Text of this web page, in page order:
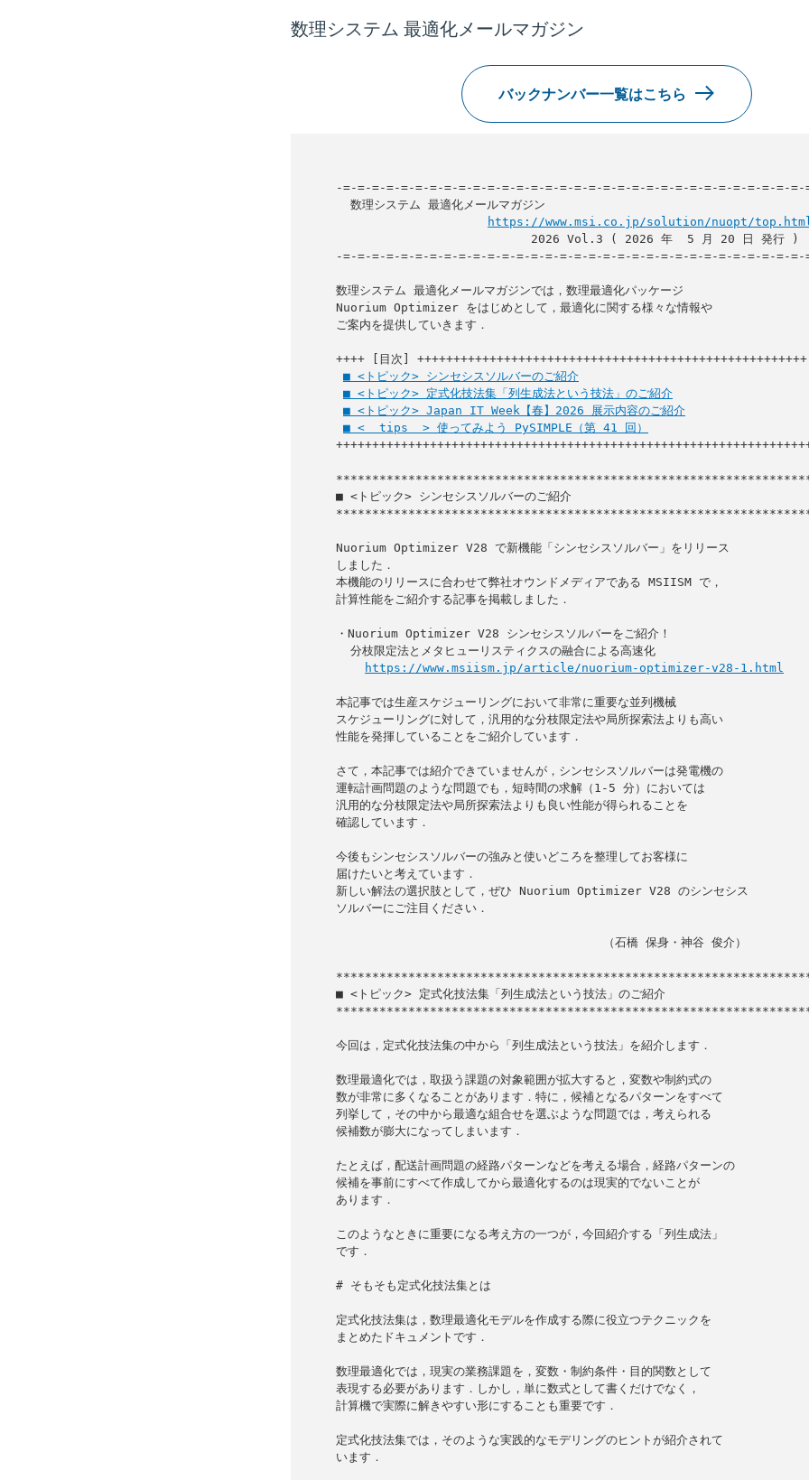
数理システム 最適化メールマガジン
バックナンバー一覧はこちら
-=-=-=-=-=-=-=-=-=-=-=-=-=-=-=-=-=-=-=-=-=-=-=-=-=-=-=-=-=-=-=-=-
https://www.msi.co.jp/solution/nuopt/
-=-=-=-=-=-=-=-=-=-=-=-=-=-=-=-=-=-=-=-=-=-=-=-=-=-=-=-=-=-=-=-=-
数理システム 最適化メールマガジンでは，数理最適化パッケージ
Nuorium Optimizer をはじめとして，最適化に関する様々な情報や
ご案内を提供していきます．
++++ [目次] ++++++++++++++++++++++++++++++++++++++++++++++++++++++
■ <トピック> シンセシスソルバーのご紹介
■ <トピック> 定式化技法集「列生成法という技法」のご紹介
■ <トピック> Japan IT Week【春】2026 展示内容のご紹介
■ <  tips  > 使ってみよう PySIMPLE（第 41 回）
■ <トピック> シンセシスソルバーのご紹介
Nuorium Optimizer V28 で新機能「シンセシスソルバー」をリリース
しました．
本機能のリリースに合わせて弊社オウンドメディアである MSIISM で，
計算性能をご紹介する記事を掲載しました．
・Nuorium Optimizer V28 シンセシスソルバーをご紹介！
https://www.msiism.jp/article/nuorium-optimizer-v28-1.html
本記事では生産スケジューリングにおいて非常に重要な並列機械
スケジューリングに対して，汎用的な分枝限定法や局所探索法よりも高い
性能を発揮していることをご紹介しています．
さて，本記事では紹介できていませんが，シンセシスソルバーは発電機の
運転計画問題のような問題でも，短時間の求解（1-5 分）においては
汎用的な分枝限定法や局所探索法よりも良い性能が得られることを
確認しています．
今後もシンセシスソルバーの強みと使いどころを整理してお客様に
届けたいと考えています．
新しい解法の選択肢として，ぜひ Nuorium Optimizer V28 のシンセシス
ソルバーにご注目ください．
■ <トピック> 定式化技法集「列生成法という技法」のご紹介
今回は，定式化技法集の中から「列生成法という技法」を紹介します．
数理最適化では，取扱う課題の対象範囲が拡大すると，変数や制約式の
数が非常に多くなることがあります．特に，候補となるパターンをすべて
列挙して，その中から最適な組合せを選ぶような問題では，考えられる
候補数が膨大になってしまいます．
たとえば，配送計画問題の経路パターンなどを考える場合，経路パターンの
候補を事前にすべて作成してから最適化するのは現実的でないことが
あります．
このようなときに重要になる考え方の一つが，今回紹介する「列生成法」
です．
# そもそも定式化技法集とは
定式化技法集は，数理最適化モデルを作成する際に役立つテクニックを
まとめたドキュメントです．
数理最適化では，現実の業務課題を，変数・制約条件・目的関数として
表現する必要があります．しかし，単に数式として書くだけでなく，
計算機で実際に解きやすい形にすることも重要です．
定式化技法集では，そのような実践的なモデリングのヒントが紹介されて
います．